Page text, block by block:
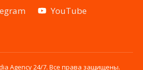
YouTube
Agency 24/7. Все права защищены.